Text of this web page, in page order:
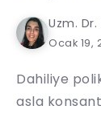
Uzm.
Ocak 19,
Dahiliye
asla